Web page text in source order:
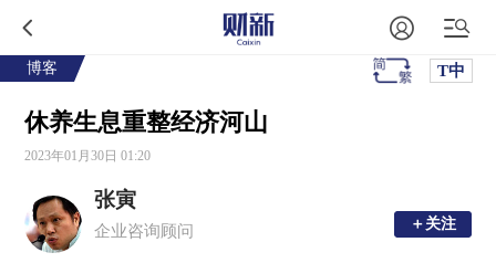
博客 T中
休养生息重整经济河山
2023年01月30日 01:20
张寅
企业咨询顾问 ＋关注
＋关注